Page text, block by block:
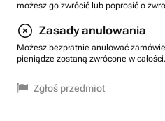
możesz go zwrócić lub poprosić o
Zasady anulowania
Możesz bezpłatnie anulować
pieniądze zostaną zwrócone w całości.
Zgłoś przedmiot